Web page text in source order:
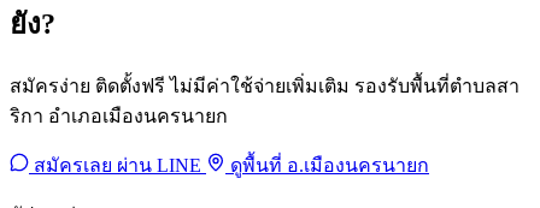
ยัง?
สมัครง่าย ติดตั้งฟรี ไม่มีค่าใช้จ่ายเพิ่มเติม รองรับพื้นที่ตำบลสา
ริกา อำเภอเมืองนครนายก
สมัครเลย ผ่าน LINE ดูพื้นที่ อ.เมืองนครนายก